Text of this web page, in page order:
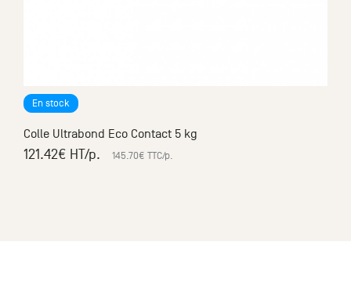
En stock
Colle Ultrabond Eco Contact 5 kg
121.42€ HT/p. 145.70€ TTC/p.